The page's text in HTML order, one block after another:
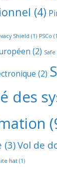
(4)
Shield (1) PSCo
(2)
(2)
des
(3)Vol de
hat (1)